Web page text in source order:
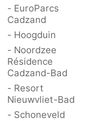
- EuroParcs
Cadzand
- Hoogduin
- Noordzee
Résidence
Cadzand-Bad
- Resort
Nieuwvliet-Bad
- Schoneveld